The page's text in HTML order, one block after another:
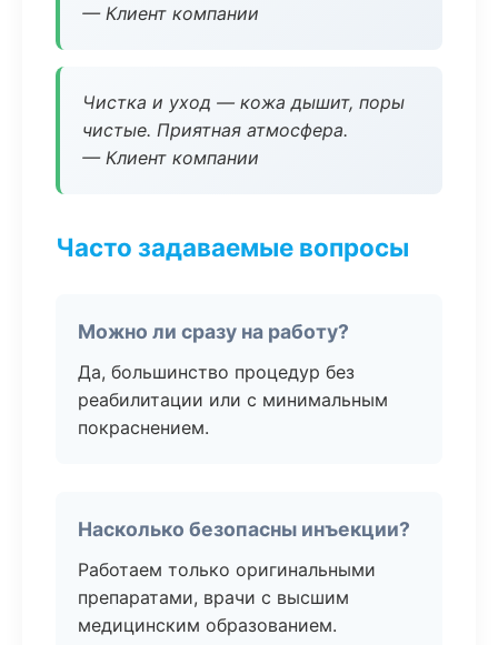
— Клиент компании
Чистка и уход — кожа дышит, поры
чистые. Приятная атмосфера.
— Клиент компании
Часто задаваемые вопросы
Можно ли сразу на работу?
Да, большинство процедур без
реабилитации или с минимальным
покраснением.
Насколько безопасны инъекции?
Работаем только оригинальными
препаратами, врачи с высшим
медицинским образованием.